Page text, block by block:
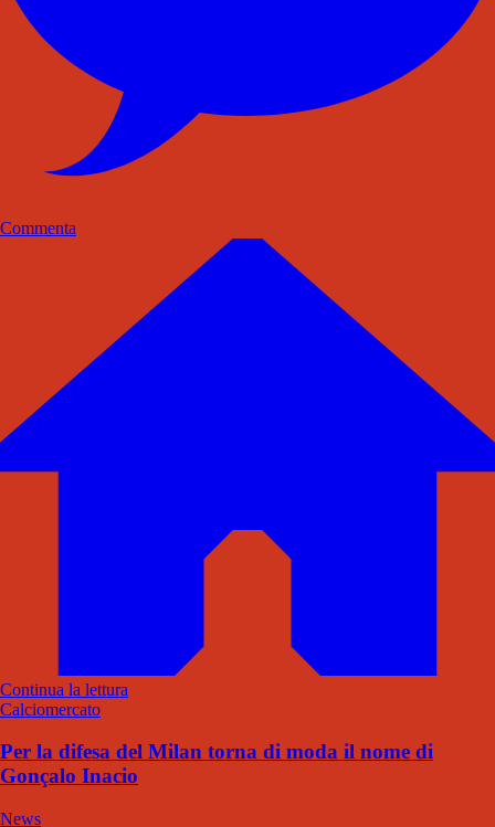
Commenta
Continua la lettura
Calciomercato
Per la difesa del Milan torna di moda il nome di
Gonçalo Inacio
News